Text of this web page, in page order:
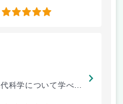
5
生物系がメインで、現代科学について学べる。細胞とか医学に興味がある人に